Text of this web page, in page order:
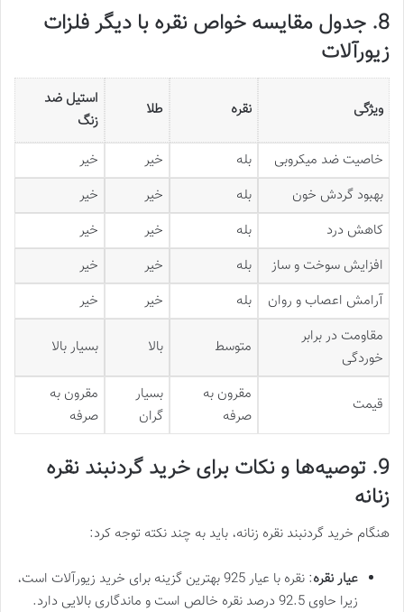
8. جدول مقایسه خواص نقره با دیگر فلزات
زیورآلات
ویژگی نقره طلا
استیل ضد
زنگ
خاصیت ضد میکروبی
بله خیر
خیر
بهبود گردش خون
بله خیر
خیر
کاهش درد
بله خیر
خیر
افزایش سوخت و ساز
بله خیر
خیر
آرامش اعصاب و روان
بله خیر
خیر
مقاومت در برابر
خوردگی
متوسط بالا بسیار بالا
قیمت
مقرون به
صرفه
بسیار
گران
مقرون به
صرفه
9. توصیه‌ها و نکات برای خرید گردنبند نقره
زنانه
هنگام خرید گردنبند نقره زنانه، باید به چند نکته توجه کرد:
عیار نقره
: نقره با عیار 925 بهترین گزینه برای خرید زیورآلات است،
زیرا حاوی 92.5 درصد نقره خالص است و ماندگاری بالایی دارد.